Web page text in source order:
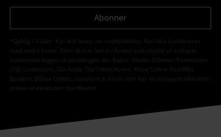
Abonner
*Gyldig i 4 uker. Kan kun løses inn i nettbutikken. Kan ikke kombineres
med andre koder. Etter du har løst inn koden ved utsjekk vil avslaget
automatisk legges til bestillingen din. Bøker, Media, Billetter, Rammstein,
(Till) Lindemann, Die Ärzte, Die Toten Hosen, Feine Sahne Fischfilet,
Broilers, Böhse Onkelz, Gavekort & Varer som har en donasjon inkludert i
prisen er ekskludert fra tilbudet.